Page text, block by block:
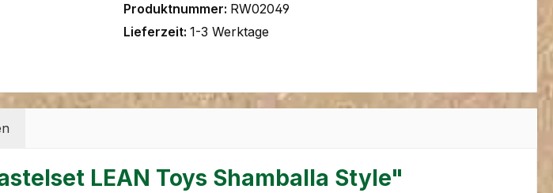
Produktnummer: RW02049
Lieferzeit: 1-3 Werktage
LEAN Toys Shamballa Style"